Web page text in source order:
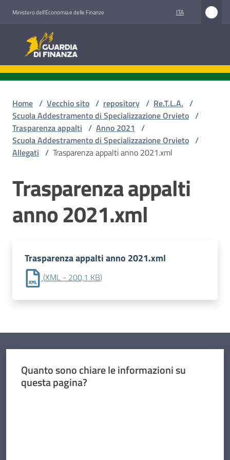
Ministero dell'Economia e delle Finanze ITA
Guardia di Finanza
Home / Vecchio sito / repository / Re.T.L.A. /
Scuola Addestramento di Specializzazione Orvieto /
Trasparenza appalti / Anno 2021 /
Scuola Addestramento di Specializzazione Orvieto /
Allegati / Trasparenza appalti anno 2021.xml
Trasparenza appalti
anno 2021.xml
Trasparenza appalti anno 2021.xml
(XML - 200,1 KB)
Quanto sono chiare le informazioni su
questa pagina?